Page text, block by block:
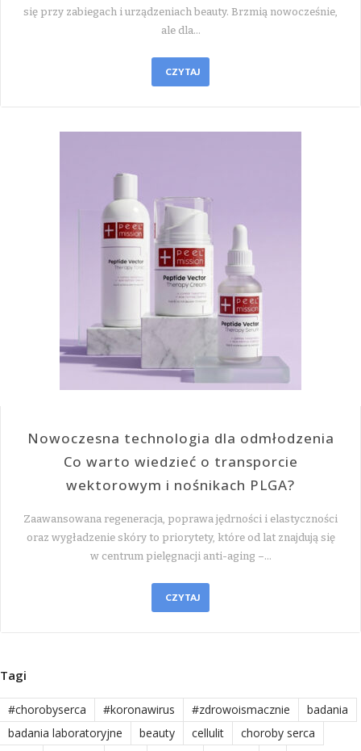
się przy zabiegach i urządzeniach beauty. Brzmią nowocześnie,
ale dla…
CZYTAJ
Nowoczesna technologia dla odmłodzenia
Co warto wiedzieć o transporcie
wektorowym i nośnikach PLGA?
Zaawansowana regeneracja, poprawa jędrności i elastyczności
oraz wygładzenie skóry to priorytety, które od lat znajdują się
w centrum pielęgnacji anti-aging –…
CZYTAJ
Tagi
#chorobyserca #koronawirus #zdrowoismacznie
badania
badania laboratoryjne
beauty cellulit
choroby serca